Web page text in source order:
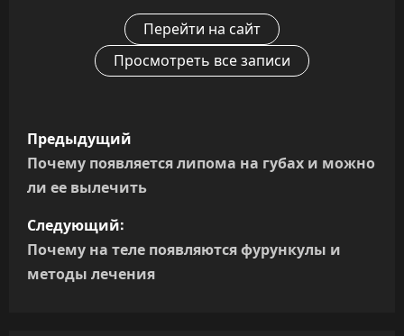
Перейти на сайт
Просмотреть все записи
Н
а
в
и
г
Предыдущий
Почему появляется липома на губах и можно
ли ее вылечить
Следующий:
Почему на теле появляются фурункулы и
методы лечения